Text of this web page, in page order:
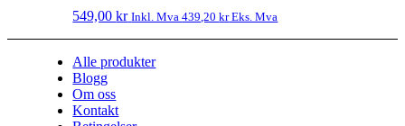
549,00kr Inkl. Mva439,20krEks. Mva
Alle produkter
Blogg
Om oss
Kontakt